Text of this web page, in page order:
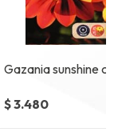
Gazania sunshine
$ 3.480